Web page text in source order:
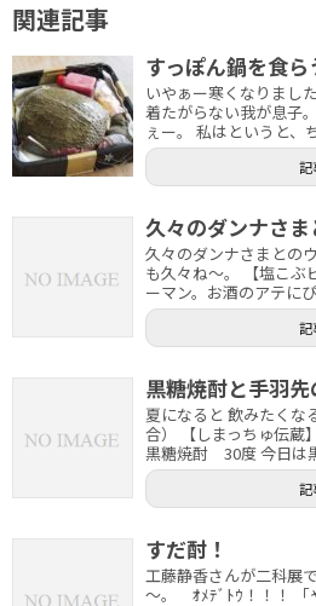
関連記事
すっぽん鍋を食ら
いやぁー寒くなりまし
着たがらない我が息子
ぇー。 私はというと、
記
久々のダンナさ
久々のダンナさまとの
も久々ね～。 【塩こぶ
ーマン。お酒のアテに
記
黒糖焼酎と手羽先
夏になると 飲みたくな
合） 【しまっちゅ伝
黒糖焼酎 30度 今日は
記
すだ酎！
工藤静香さんが二科展
～。 ｵﾒﾃﾞﾄｳ！！！ 「